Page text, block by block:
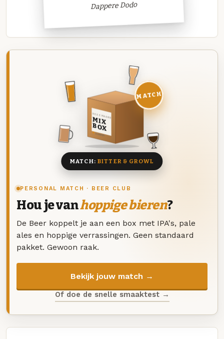
Dappere Dodo
PERSONAL MATCH · BEER CLUB
Hou je vanhoppige bieren?
De Beer koppelt je aan een box met IPA's, pale
ales en hoppige verrassingen. Geen standaard
pakket. Gewoon raak.
Bekijk jouw match →
Of doe de snelle smaaktest →
DEZE MAAND
MIX
BOX
8 BIEREN
MATCH
MATCH: BITTER & GROWL